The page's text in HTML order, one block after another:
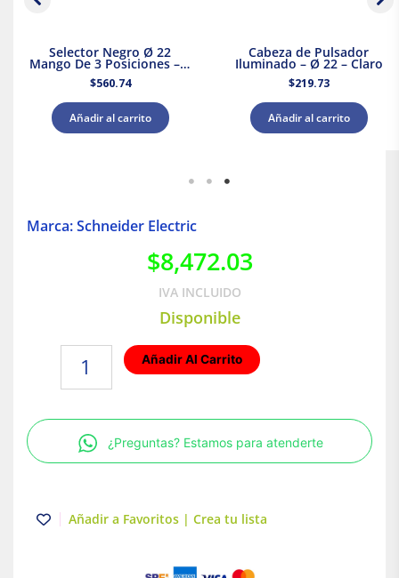
Selector Negro Ø 22
Mango De 3 Posiciones – 2
Na
$560.74
Añadir al carrito
Cabeza de Pulsador
Iluminado – Ø 22 – Claro
$219.73
Añadir al carrito
Marca: Schneider Electric
$8,472.03
IVA INCLUIDO
Disponible
tablero
18
Ctos.
3F
Schneider
Añadir Al Carrito
¿Preguntas? Estamos para atenderte
Añadir a Favoritos | Crea tu lista